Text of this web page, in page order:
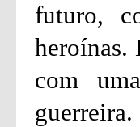
futuro,
heroínas.
com